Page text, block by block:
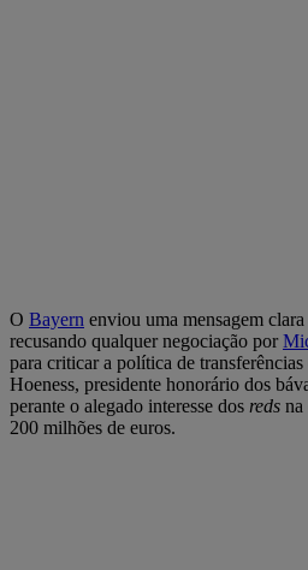
O Bayern enviou uma mensagem
recusando qualquer negociação por
para criticar a política de
Hoeness, presidente honorário dos
perante o alegado interesse dos reds na
200 milhões de euros.